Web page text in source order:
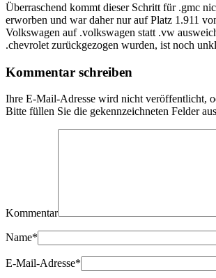
Überraschend kommt dieser Schritt für .gmc
erworben und war daher nur auf Platz 1.911
Volkswagen auf .volkswagen statt .vw
.chevrolet zurückgezogen wurden, ist noch
Kommentar schreiben
Ihre E-Mail-Adresse wird nicht veröffentlicht,
Bitte füllen Sie die gekennzeichneten Felder
Kommentar
Name*
E-Mail-Adresse*